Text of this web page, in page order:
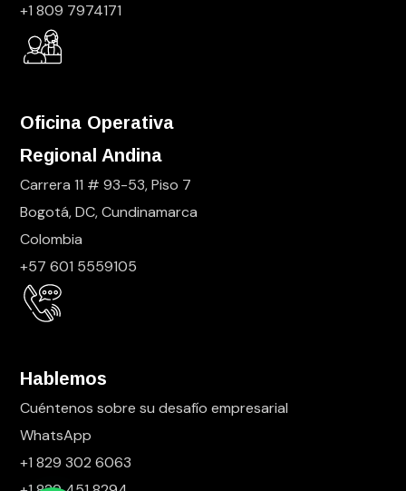
+1 809 7974171
Oficina Operativa
Regional Andina
Carrera 11 # 93-53, Piso 7
Bogotá, DC, Cundinamarca
Colombia
+57 601 5559105
Hablemos
Cuéntenos sobre su desafío empresarial
WhatsApp
+1 829 302 6063